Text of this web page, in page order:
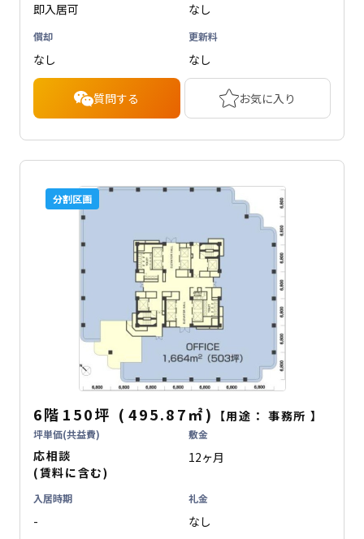
即入居可 なし
償却
なし
更新料
なし
質問する お気に入り
分割区画
6階 150坪 ( 495.87㎡) 【用途：事務所 】
坪単価(共益費)
応相談
(賃料に含む)
敷金
12ヶ月
入居時期
-
礼金
なし